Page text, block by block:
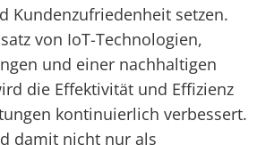
Kundenzufriedenheit setzen.
von IoT-Technologien,
und einer nachhaltigen
die Effektivität und Effizienz
kontinuierlich verbessert.
damit nicht nur als